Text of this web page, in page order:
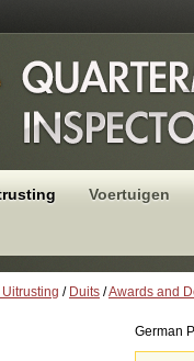
Voertuigen
/ Duits /Awards and
German